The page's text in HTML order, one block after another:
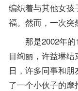
编织着与其他女
福。然而，一次突
那是2002年的
目绚丽，许益琳
日，许多同事和
了一个小伙子的